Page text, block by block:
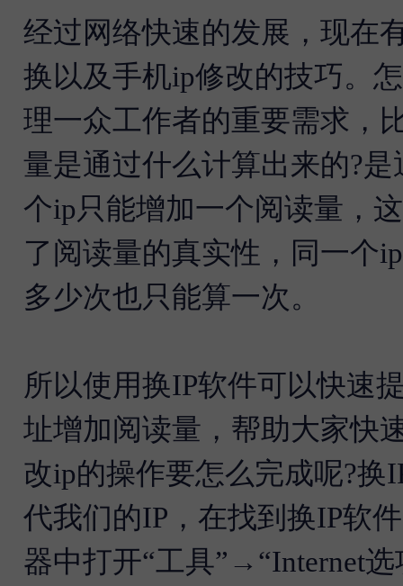
经过网络快速的发展，现在
换以及手机ip修改的技巧。
理一众工作者的重要需求，
量是通过什么计算出来的?
个ip只能增加一个阅读量，
了阅读量的真实性，同一个
多少次也只能算一次。
所以使用换IP软件可以快速
址增加阅读量，帮助大家快
改ip的操作要怎么完成呢?换
代我们的IP，在找到换IP软
器中打开“工具”→“Internet